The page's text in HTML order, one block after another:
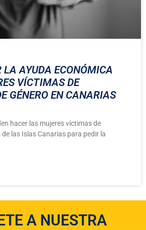
LA AYUDA ECONÓMICA
VÍCTIMAS DE
GÉNERO EN CANARIAS
hacer las mujeres víctimas de
las Islas Canarias para pedir la
A NUESTRA